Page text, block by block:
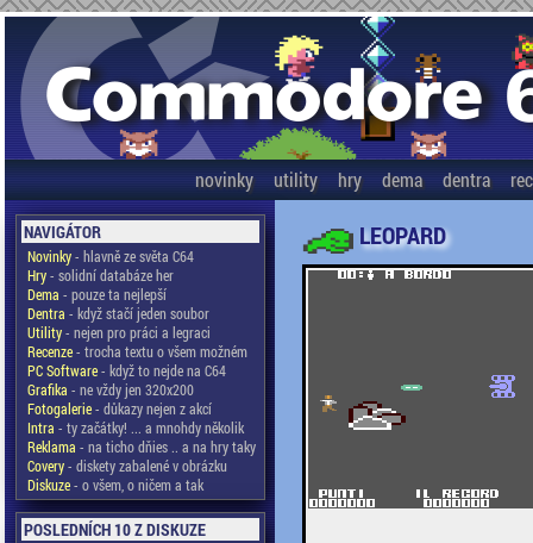
novinky utility hry dema dentra
NAVIGÁTOR
Novinky- hlavně ze světa C64
Hry- solidní databáze her
Dema - pouze ta nejlepší
Dentra - když stačí jeden soubor
Utility- nejen pro práci a legraci
Recenze- trocha textu o všem možném
PC Software- když to nejde na C64
Grafika - ne vždy jen 320x200
Fotogalerie- důkazy nejen z akcí
Intra - ty začátky! ... a mnohdy několik
Reklama - na ticho dňies .. a na hry taky
Covery- diskety zabalené v obrázku
Diskuze- o všem, o ničem a tak
POSLEDNÍCH 10 Z DISKUZE
LEOPARD